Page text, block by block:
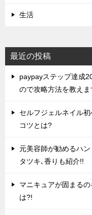
生活
最近の投稿
paypayステップ達成
ので攻略方法を教えま
セルフジェルネイル
コツとは?
元美容師が勧めるハ
タツキ､香りも紹介!!
マニキュアが固まる
は?!